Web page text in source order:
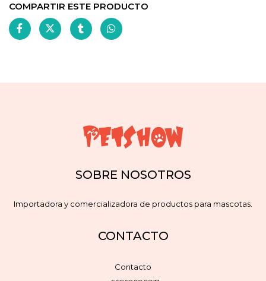
COMPARTIR ESTE PRODUCTO
SOBRE NOSOTROS
Importadora y comercializadora de productos para mascotas.
CONTACTO
Contacto